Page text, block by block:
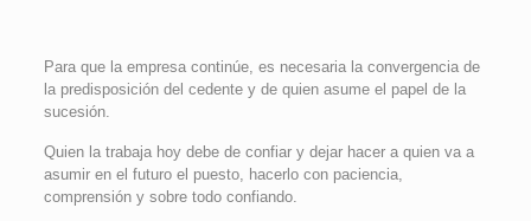
Para que la empresa continúe, es necesaria la convergencia de
la predisposición del cedente y de quien asume el papel de la
sucesión.
Quien la trabaja hoy debe de confiar y dejar hacer a quien va a
asumir en el futuro el puesto, hacerlo con paciencia,
comprensión y sobre todo confiando.